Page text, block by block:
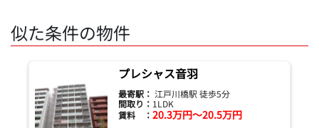
似た条件の物件
プレシャス音羽
最寄駅： 江戸川橋駅 徒歩5分
間取り： 1LDK
賃料 ： 20.3万円～20.5万円